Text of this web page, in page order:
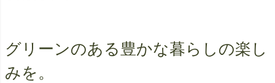
グリーンのある豊かな暮らしの楽し
みを。